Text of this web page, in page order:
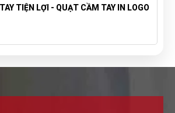
TIỆN LỢI - QUẠT CẦM TAY IN LOGO